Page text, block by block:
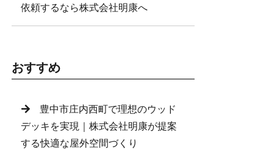
依頼するなら株式会社明康へ
おすすめ
豊中市庄内西町で理想のウッド
デッキを実現｜株式会社明康が提案
する快適な屋外空間づくり